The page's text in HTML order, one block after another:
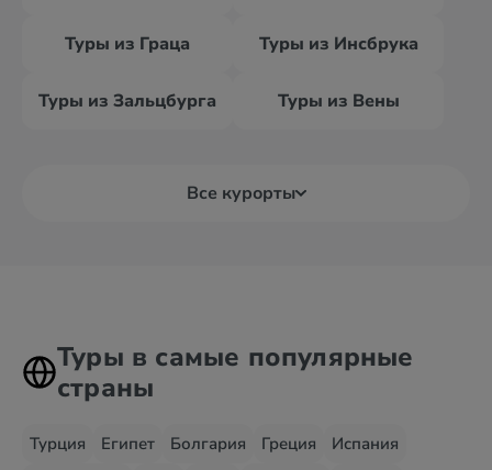
Туры из Граца Туры из Инсбрука
Туры из Зальцбурга Туры из Вены
Все курорты
Туры в самые популярные
страны
Турция Египет Болгария Греция Испания